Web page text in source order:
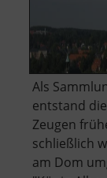
Als
entstand
Zeugen
schließlich
am Dom